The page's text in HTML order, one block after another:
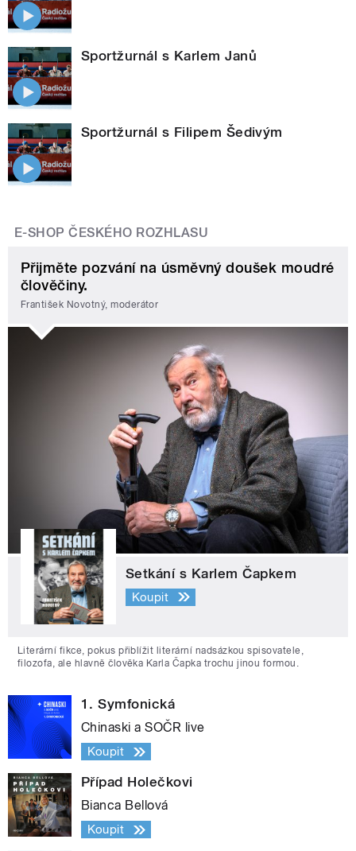
Sportžurnál s Karlem Janů
Sportžurnál s Filipem Šedivým
E-SHOP ČESKÉHO ROZHLASU
Přijměte pozvání na úsměvný doušek moudré
člověčiny.
František Novotný, moderátor
Setkání s Karlem Čapkem
Koupit
Literární fikce, pokus přiblížit literární nadsázkou spisovatele,
filozofa, ale hlavně člověka Karla Čapka trochu jinou formou.
1. Symfonická
Chinaski a SOČR live
Koupit
Případ Holečkovi
Bianca Bellová
Koupit